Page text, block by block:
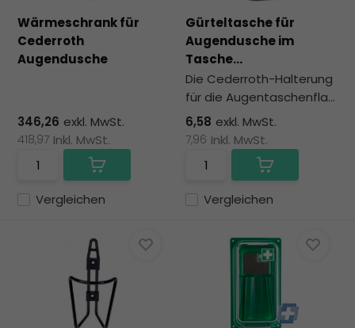
Wärmeschrank für
Cederroth
Augendusche
Vergleichen
346,26 exkl. MwSt.
418,97 Inkl. MwSt.
Gürteltasche für
Augendusche im
Tasche...
Die Cederroth-Halterung
für die Augentaschenfla...
Vergleichen
6,58 exkl. MwSt.
7,96 Inkl. MwSt.